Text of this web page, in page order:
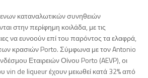
καταναλωτικών συνηθειών
στην περίφημη κοιλάδα, με τις
να ευνοούν επί του παρόντος τα ελαφρά,
κρασιών Porto. Σύμφωνα με τον Antonio
Εταιρειών Οίνου Porto (AEVP), οι
vin de liqueur έχουν μειωθεί κατά 32% από